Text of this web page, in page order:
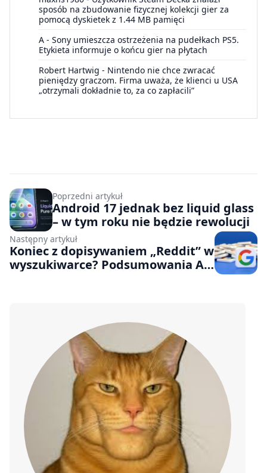
sposób na zbudowanie fizycznej kolekcji gier za
pomocą dyskietek z 1.44 MB pamięci
A - Sony umieszcza ostrzeżenia na pudełkach PS5.
Etykieta informuje o końcu gier na płytach
Robert Hartwig - Nintendo nie chce zwracać
pieniędzy graczom. Firma uważa, że klienci u USA
„otrzymali dokładnie to, za co zapłacili”
Poprzedni artykuł
Android 17 jednak bez liquid glass
– w tym roku nie będzie rewolucji
Następny artykuł
Koniec z dopisywaniem „Reddit” w
wyszukiwarce? Podsumowania AI